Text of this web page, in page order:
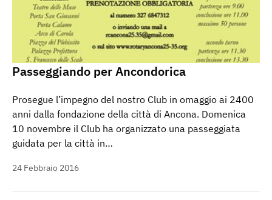
Passeggiando per Ancondorica
Prosegue l’impegno del nostro Club in omaggio ai 2400
anni dalla fondazione della città di Ancona. Domenica
10 novembre il Club ha organizzato una passeggiata
guidata per la città in…
24 Febbraio 2016